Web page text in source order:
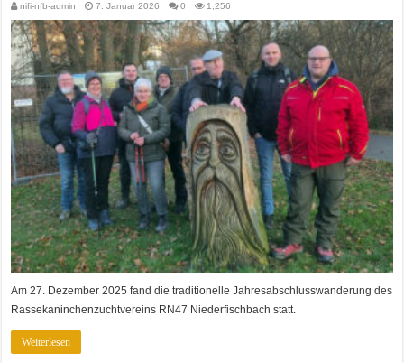
nifi-nfb-admin 7. Januar 2026 0 1,256
Am 27. Dezember 2025 fand die traditionelle Jahresabschlusswanderung des
Rassekaninchenzuchtvereins RN47 Niederfischbach statt.
Weiterlesen